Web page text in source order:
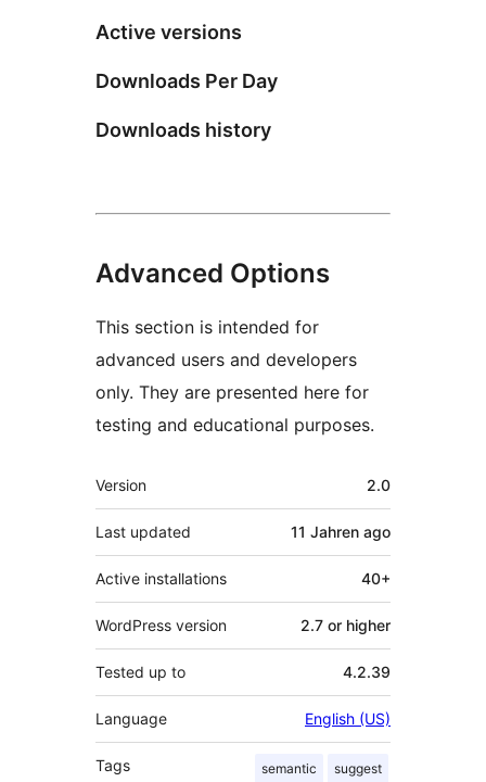
Active versions
Downloads Per Day
Downloads history
Advanced Options
This section is intended for
advanced users and developers
only. They are presented here for
testing and educational purposes.
Meta
Version 2.0
Last updated 11 Jahren ago
Active installations 40+
WordPress version 2.7 or higher
Tested up to 4.2.39
Language English (US)
Tags semantic suggest